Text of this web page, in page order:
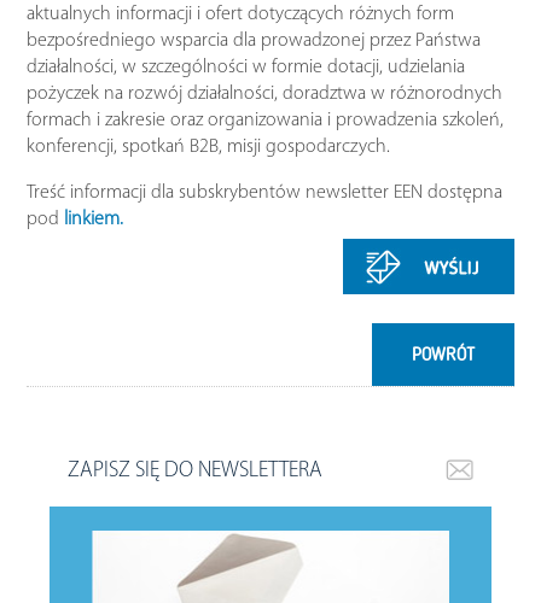
aktualnych informacji i ofert dotyczących różnych form
bezpośredniego wsparcia dla prowadzonej przez Państwa
działalności, w szczególności w formie dotacji, udzielania
pożyczek na rozwój działalności, doradztwa w różnorodnych
formach i zakresie oraz organizowania i prowadzenia szkoleń,
konferencji, spotkań B2B, misji gospodarczych.
Treść informacji dla subskrybentów newsletter EEN dostępna
pod linkiem.
POWRÓT
ZAPISZ SIĘ DO NEWSLETTERA